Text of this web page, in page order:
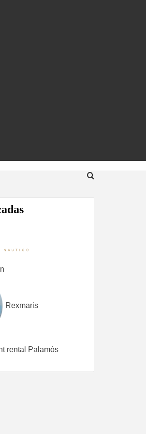
Rexmaris
rental Palamós